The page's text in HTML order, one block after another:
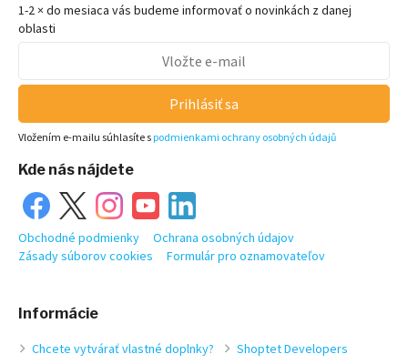
Informácie
Chcete vytvárať vlastné doplnky? Shoptet Developers
1-2 × do mesiaca vás budeme informovať o novinkách z danej
oblasti
Prihlásiť sa
Vložením e-mailu súhlasíte s podmienkami ochrany osobných údajů
Kde nás nájdete
Obchodné podmienky
Ochrana osobných údajov
Zásady súborov cookies
Formulár pro oznamovateľov